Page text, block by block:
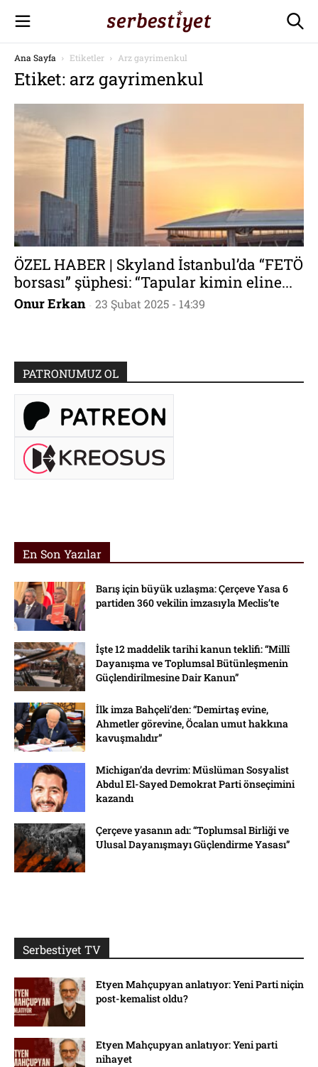
Ana Sayfa Etiketler Arz gayrimenkul
Etiket: arz gayrimenkul
ÖZEL HABER | Skyland İstanbul’da “FETÖ
borsası” şüphesi: “Tapular kimin eline...
Onur Erkan - 23 Şubat 2025 - 14:39
PATRONUMUZ OL
En Son Yazılar
Barış için büyük uzlaşma: Çerçeve Yasa 6
partiden 360 vekilin imzasıyla Meclis’te
İşte 12 maddelik tarihi kanun teklifi: “Millî
Dayanışma ve Toplumsal Bütünleşmenin
Güçlendirilmesine Dair Kanun”
İlk imza Bahçeli’den: “Demirtaş evine,
Ahmetler görevine, Öcalan umut hakkına
kavuşmalıdır”
Michigan’da devrim: Müslüman Sosyalist
Abdul El-Sayed Demokrat Parti önseçimini
kazandı
Çerçeve yasanın adı: “Toplumsal Birliği ve
Ulusal Dayanışmayı Güçlendirme Yasası”
Serbestiyet TV
Etyen Mahçupyan anlatıyor: Yeni Parti niçin
post-kemalist oldu?
Etyen Mahçupyan anlatıyor: Yeni parti
nihayet